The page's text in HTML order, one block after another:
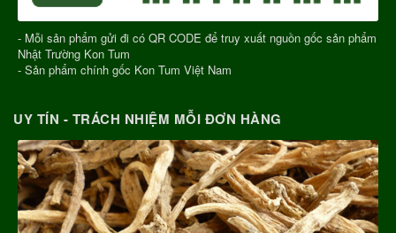
- Mỗi sản phẩm gửi đi có QR CODE để truy xuất nguồn gốc sản phẩm
Nhật Trường Kon Tum
- Sản phẩm chính gốc Kon Tum Việt Nam
UY TÍN - TRÁCH NHIỆM MỖI ĐƠN HÀNG